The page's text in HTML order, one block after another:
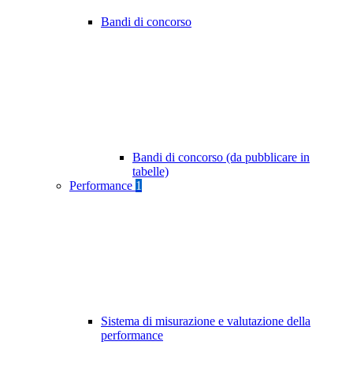
Bandi di concorso
Bandi di concorso (da pubblicare in
tabelle)
Performance 1
Sistema di misurazione e valutazione della
performance